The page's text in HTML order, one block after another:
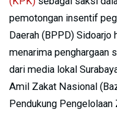
pemotongan insentif
Daerah (BPPD) Sidoarjo
menarima penghargaan
dari media lokal
Amil Zakat Nasional
Pendukung Pengelolaan